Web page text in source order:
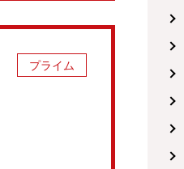
プライム